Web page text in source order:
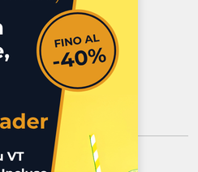
e segnalazioni
s.r.l.